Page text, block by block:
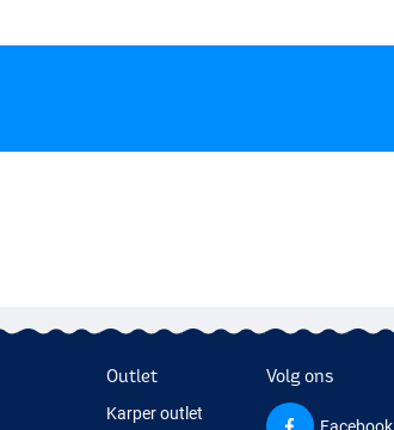
Outlet
Karper outlet
Volg ons
Facebook